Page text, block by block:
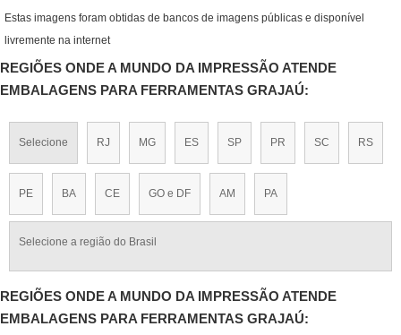
Estas imagens foram obtidas de bancos de imagens públicas e disponível
livremente na internet
REGIÕES ONDE A MUNDO DA IMPRESSÃO ATENDE
EMBALAGENS PARA FERRAMENTAS GRAJAÚ:
Selecione RJ MG ES SP PR SC RS
PE BA CE GO e DF AM PA
Selecione a região do Brasil
REGIÕES ONDE A MUNDO DA IMPRESSÃO ATENDE
EMBALAGENS PARA FERRAMENTAS GRAJAÚ: